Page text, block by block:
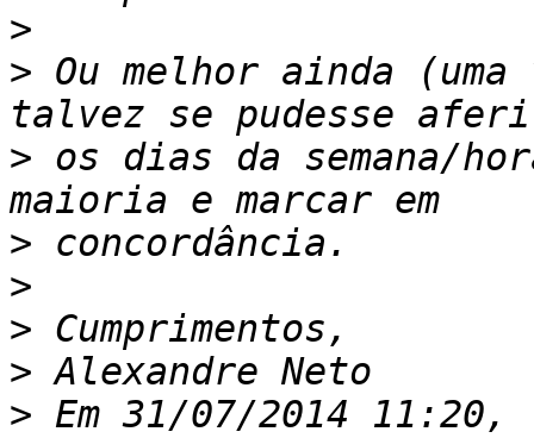
>
> Ou melhor ainda
> os dias da semana/
>
>
>
>
> Em 31/07/2014